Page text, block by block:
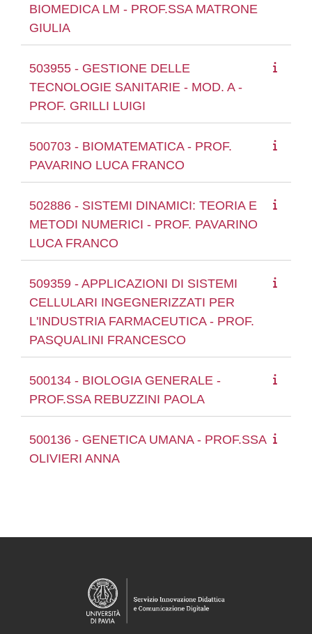
BIOMEDICA LM - PROF.SSA MATRONE
GIULIA
503955 - GESTIONE DELLE
TECNOLOGIE SANITARIE - MOD. A -
PROF. GRILLI LUIGI
500703 - BIOMATEMATICA - PROF.
PAVARINO LUCA FRANCO
502886 - SISTEMI DINAMICI: TEORIA E
METODI NUMERICI - PROF. PAVARINO
LUCA FRANCO
509359 - APPLICAZIONI DI SISTEMI
CELLULARI INGEGNERIZZATI PER
L'INDUSTRIA FARMACEUTICA - PROF.
PASQUALINI FRANCESCO
500134 - BIOLOGIA GENERALE -
PROF.SSA REBUZZINI PAOLA
500136 - GENETICA UMANA - PROF.SSA
OLIVIERI ANNA